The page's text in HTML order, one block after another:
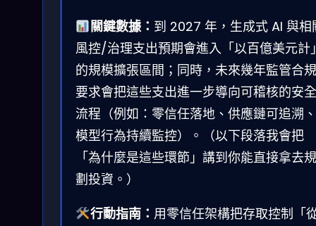
關鍵數據： 到 2027 年，生成式 AI 與相
風控/治理支出預期會進入「以百億美元計
的規模擴張區間；同時，未來幾年監管合規
要求會把這些支出進一步導向可稽核的安全
流程（例如：零信任落地、供應鏈可追溯、
模型行為持續監控）。（以下段落我會把
「為什麼是這些環節」講到你能直接拿去規
劃投資。）
行動指南： 用零信任架構把存取控制「